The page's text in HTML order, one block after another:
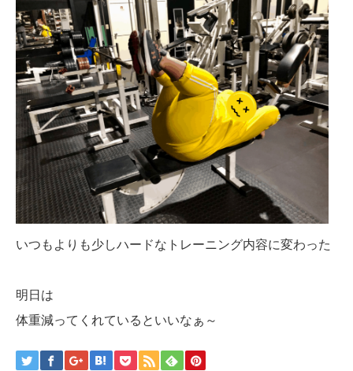
いつもよりも少しハードなトレーニング内容に変わった
明日は
体重減ってくれているといいなぁ～